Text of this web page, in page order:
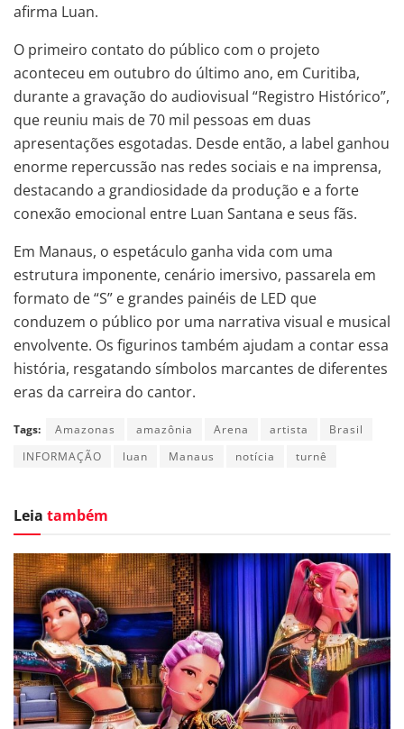
afirma Luan.
O primeiro contato do público com o projeto
aconteceu em outubro do último ano, em Curitiba,
durante a gravação do audiovisual “Registro Histórico”,
que reuniu mais de 70 mil pessoas em duas
apresentações esgotadas. Desde então, a label ganhou
enorme repercussão nas redes sociais e na imprensa,
destacando a grandiosidade da produção e a forte
conexão emocional entre Luan Santana e seus fãs.
Em Manaus, o espetáculo ganha vida com uma
estrutura imponente, cenário imersivo, passarela em
formato de “S” e grandes painéis de LED que
conduzem o público por uma narrativa visual e musical
envolvente. Os figurinos também ajudam a contar essa
história, resgatando símbolos marcantes de diferentes
eras da carreira do cantor.
Tags: Amazonas amazônia Arena artista
Brasil
INFORMAÇÃO
luan Manaus notícia turnê
Leia também